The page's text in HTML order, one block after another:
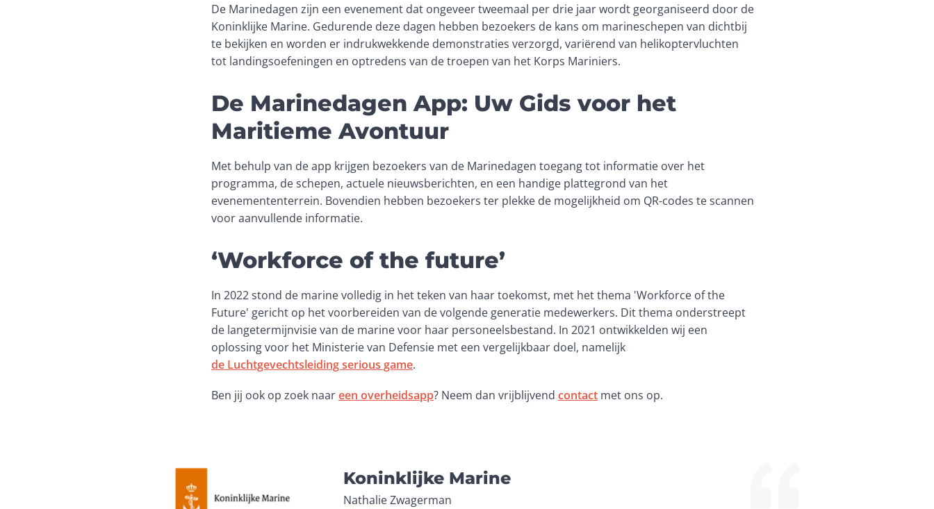
De Marinedagen zijn een evenement dat ongeveer tweemaal per drie jaar wordt georganiseerd door de
Koninklijke Marine. Gedurende deze dagen hebben bezoekers de kans om marineschepen van dichtbij
te bekijken en worden er indrukwekkende demonstraties verzorgd, variërend van helikoptervluchten
tot landingsoefeningen en optredens van de troepen van het Korps Mariniers.
De Marinedagen App: Uw Gids voor het
Maritieme Avontuur
Met behulp van de app krijgen bezoekers van de Marinedagen toegang tot informatie over het
programma, de schepen, actuele nieuwsberichten, en een handige plattegrond van het
evenemententerrein. Bovendien hebben bezoekers ter plekke de mogelijkheid om QR-codes te scannen
voor aanvullende informatie.
‘Workforce of the future’
In 2022 stond de marine volledig in het teken van haar toekomst, met het thema 'Workforce of the
Future' gericht op het voorbereiden van de volgende generatie medewerkers. Dit thema onderstreept
de langetermijnvisie van de marine voor haar personeelsbestand. In 2021 ontwikkelden wij een
oplossing voor het Ministerie van Defensie met een vergelijkbaar doel, namelijk
de Luchtgevechtsleiding serious game.
Ben jij ook op zoek naar een overheidsapp? Neem dan vrijblijvend contact met ons op.
Koninklijke Marine
Nathalie Zwagerman